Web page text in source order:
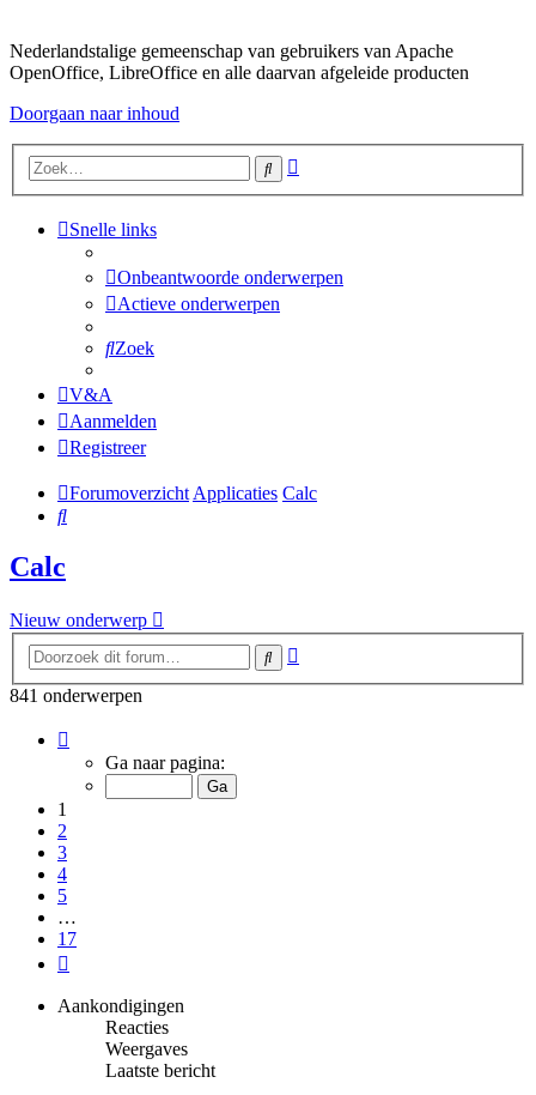
Nederlandstalige gemeenschap van gebruikers van Apache
OpenOffice, LibreOffice en alle daarvan afgeleide producten
Doorgaan naar inhoud
Zoek
Snelle links
Onbeantwoorde onderwerpen
Actieve onderwerpen
Zoek
V&A
Aanmelden
Registreer
Forumoverzicht Applicaties Calc
Zoek
Calc
Nieuw onderwerp
Zoek
841 onderwerpen
van
Ga naar pagina:
1
2
3
4
5
…
17
Aankondigingen
Reacties
Weergaves
Laatste bericht